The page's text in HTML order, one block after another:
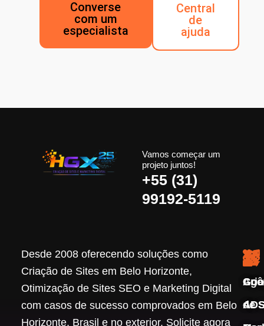
Converse
com um
especialista
Central
de
ajuda
Vamos começar um
projeto juntos!
+55 (31)
99192-5119
Desde 2008 oferecendo soluções como
Criação de Sites em Belo Horizonte,
Otimização de Sites SEO e Marketing Digital
com casos de sucesso comprovados em Belo
Horizonte, Brasil e no exterior. Solicite agora
de
de